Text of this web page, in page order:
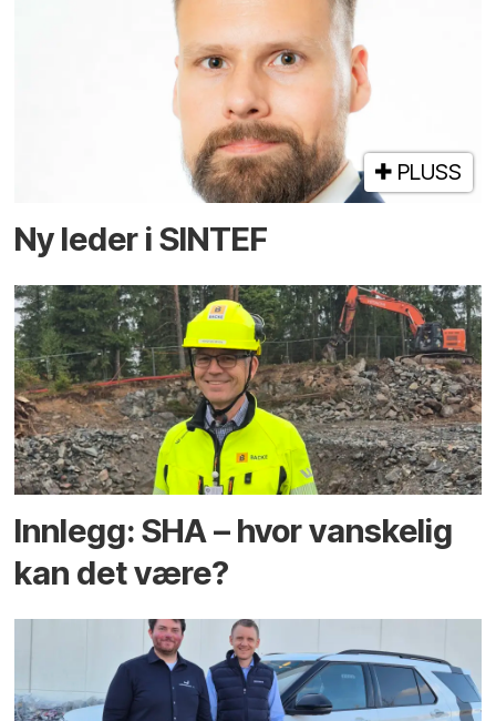
PLUSS
Ny leder i SINTEF
Innlegg: SHA – hvor vanskelig
kan det være?